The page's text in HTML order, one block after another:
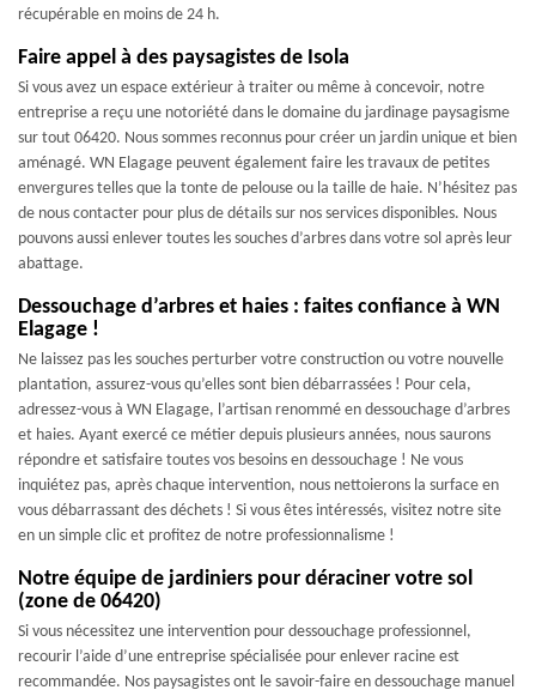
récupérable en moins de 24 h.
Faire appel à des paysagistes de Isola
Si vous avez un espace extérieur à traiter ou même à concevoir, notre
entreprise a reçu une notoriété dans le domaine du jardinage paysagisme
sur tout 06420. Nous sommes reconnus pour créer un jardin unique et bien
aménagé. WN Elagage peuvent également faire les travaux de petites
envergures telles que la tonte de pelouse ou la taille de haie. N’hésitez pas
de nous contacter pour plus de détails sur nos services disponibles. Nous
pouvons aussi enlever toutes les souches d’arbres dans votre sol après leur
abattage.
Dessouchage d’arbres et haies : faites confiance à WN
Elagage !
Ne laissez pas les souches perturber votre construction ou votre nouvelle
plantation, assurez-vous qu’elles sont bien débarrassées ! Pour cela,
adressez-vous à WN Elagage, l’artisan renommé en dessouchage d’arbres
et haies. Ayant exercé ce métier depuis plusieurs années, nous saurons
répondre et satisfaire toutes vos besoins en dessouchage ! Ne vous
inquiétez pas, après chaque intervention, nous nettoierons la surface en
vous débarrassant des déchets ! Si vous êtes intéressés, visitez notre site
en un simple clic et profitez de notre professionnalisme !
Notre équipe de jardiniers pour déraciner votre sol
(zone de 06420)
Si vous nécessitez une intervention pour dessouchage professionnel,
recourir l’aide d’une entreprise spécialisée pour enlever racine est
recommandée. Nos paysagistes ont le savoir-faire en dessouchage manuel